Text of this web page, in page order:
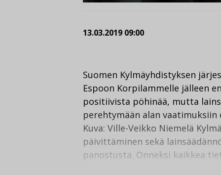
13.03.2019 09:00
Suomen Kylmäyhdistyksen
Espoon Korpilammelle jälleen
positiivista pöhinää, mutta
perehtymään alan
Kuva: Ville-Veikko Niemelä
päivittäminen sekä
panostusta. Onneksi kaikkea